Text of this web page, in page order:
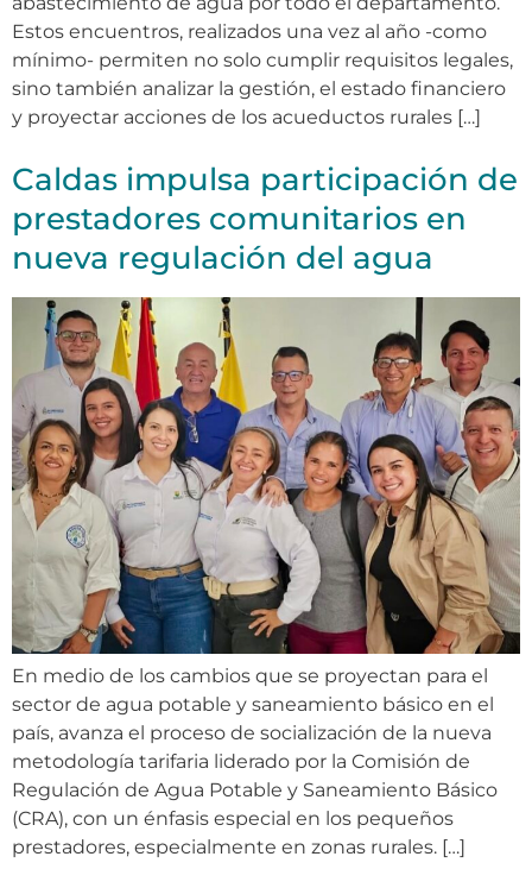
Estos encuentros, realizados una vez al año -como
mínimo- permiten no solo cumplir requisitos legales,
sino también analizar la gestión, el estado financiero
y proyectar acciones de los acueductos rurales […]
Caldas impulsa participación de
prestadores comunitarios en
nueva regulación del agua
En medio de los cambios que se proyectan para el
sector de agua potable y saneamiento básico en el
país, avanza el proceso de socialización de la nueva
metodología tarifaria liderado por la Comisión de
Regulación de Agua Potable y Saneamiento Básico
(CRA), con un énfasis especial en los pequeños
prestadores, especialmente en zonas rurales. […]